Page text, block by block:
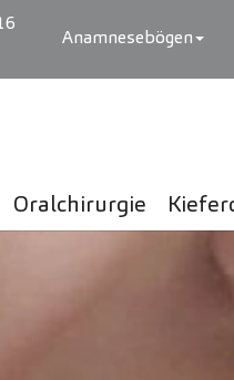
Anamnesebögen
Oralchirurgie